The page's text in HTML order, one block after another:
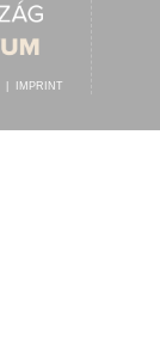
IMPRINT